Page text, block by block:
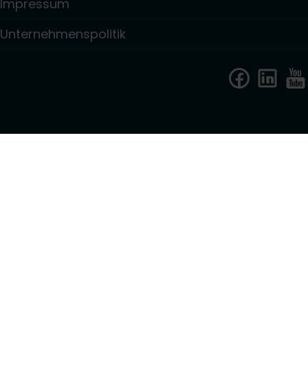
Impressum
Unternehmenspolitik